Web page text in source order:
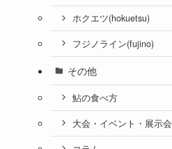
ホクエツ(hokuetsu)
フジノライン(fujino)
その他
鮎の食べ方
大会・イベント・展示会